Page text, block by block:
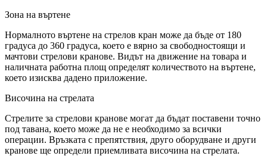
Зона на въртене
Нормалното въртене на стрелов кран може да бъде от 180
градуса до 360 градуса, което е вярно за свободностоящи и
мачтови стрелови кранове. Видът на движение на товара и
наличната работна площ определят количеството на въртене,
което изисква дадено приложение.
Височина на стрелата
Стрелите за стрелови кранове могат да бъдат поставени точно
под тавана, което може да не е необходимо за всички
операции. Връзката с препятствия, друго оборудване и други
кранове ще определи приемливата височина на стрелата.